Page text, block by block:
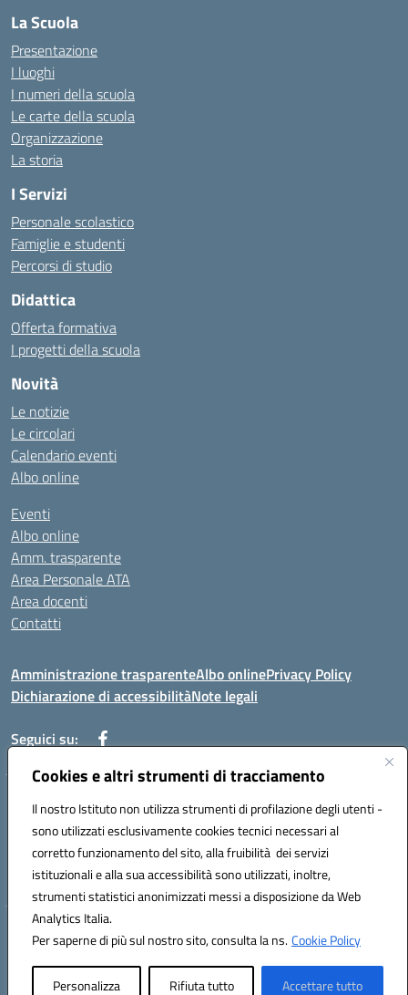
Cookies e altri strumenti di tracciamento
Il nostro Istituto non utilizza strumenti di profilazione degli utenti -
sono utilizzati esclusivamente cookies tecnici necessari al
corretto funzionamento del sito, alla fruibilità dei servizi
istituzionali e alla sua accessibilità sono utilizzati, inoltre,
strumenti statistici anonimizzati messi a disposizione da Web
Analytics Italia.
Per saperne di più sul nostro sito, consulta la ns.Cookie Policy
Personalizza Rifiuta tutto Accettare tutto
La Scuola
Presentazione
I luoghi
I numeri della scuola
Le carte della scuola
Organizzazione
La storia
I Servizi
Personale scolastico
Famiglie e studenti
Percorsi di studio
Didattica
Offerta formativa
I progetti della scuola
Novità
Le notizie
Le circolari
Calendario eventi
Albo online
Eventi
Albo online
Amm. trasparente
Area Personale ATA
Area docenti
Contatti
Amministrazione trasparenteAlbo onlinePrivacy Policy
Dichiarazione di accessibilitàNote legali
Seguici su:
Indirizzo: VIA BRECCIAME, 46 - 81024 MADDALONI (CE)
Mail: CEIC8AU001@istruzione.it - Pec: CEIC8AU001@pec.istruzione.it -
Telefono: 0823408721
Meccanografico: CEIC8AU001
Codice fiscale: 93086080616
Hosting & Powered by 3D Solution S.r.l.
Concept & Design by Designers Italia